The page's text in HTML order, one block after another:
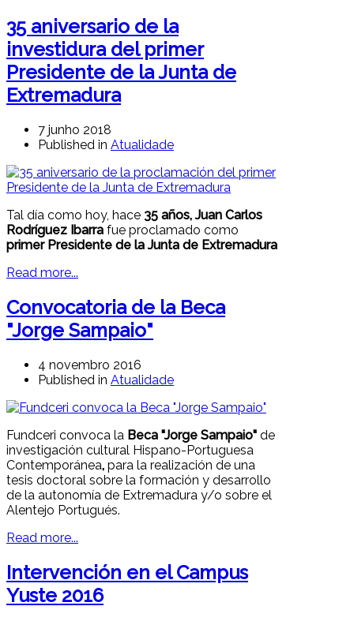
35 aniversario de la
investidura del primer
Presidente de la Junta de
Extremadura
7 junho 2018
Published in Atualidade
Tal día como hoy, hace 35 años,Juan Carlos
Rodríguez Ibarra fue proclamado como
primer Presidente de la Junta de Extremadura
Read more...
Convocatoria de la Beca
"Jorge Sampaio"
4 novembro 2016
Published in Atualidade
Fundceri convoca la Beca "Jorge Sampaio" de
investigación cultural Hispano-Portuguesa
Contemporánea, para la realización de una
tesis doctoral sobre la formación y desarrollo
de la autonomía de Extremadura y/o sobre el
Alentejo Portugués.
Read more...
Intervención en el Campus
Yuste 2016